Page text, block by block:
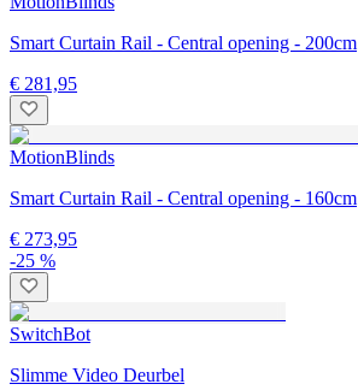
Smart Curtain Rail - Central opening - 200cm
€ 281,95
MotionBlinds
Smart Curtain Rail - Central opening - 160cm
€ 273,95
-25 %
SwitchBot
Slimme Video Deurbel